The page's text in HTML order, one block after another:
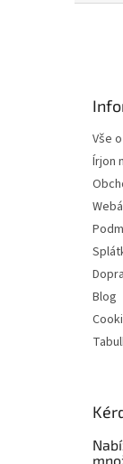
Vše
Írjon
Blog